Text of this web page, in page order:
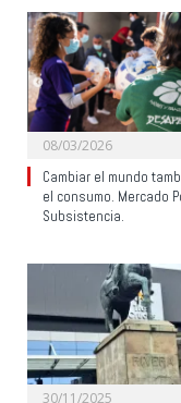
08/03/2026
Cambiar el mundo
el consumo. Mercado
Subsistencia.
30/11/2025